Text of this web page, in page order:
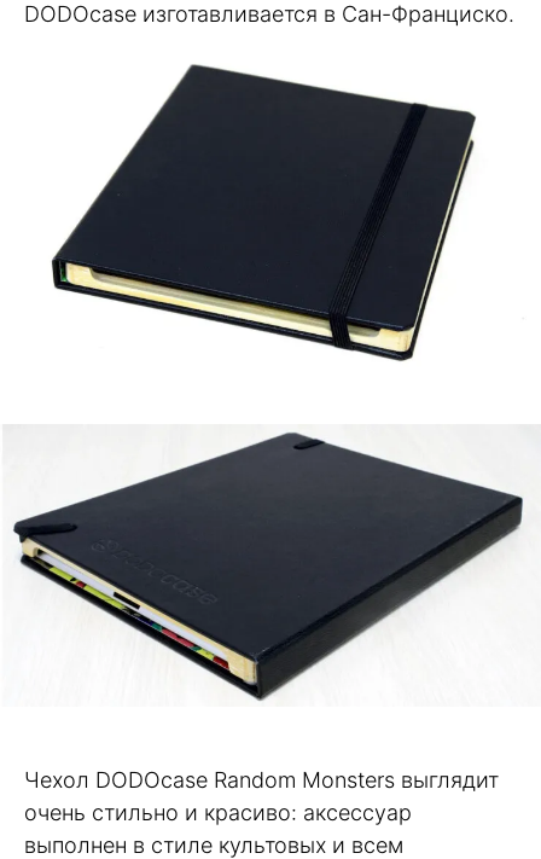
DODOcase изготавливается в Сан-Франциско.
Чехол DODOcase Random Monsters выглядит
очень стильно и красиво: аксессуар
выполнен в стиле культовых и всем